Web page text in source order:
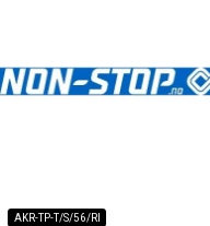
AKR-TP-T/S/56/RI